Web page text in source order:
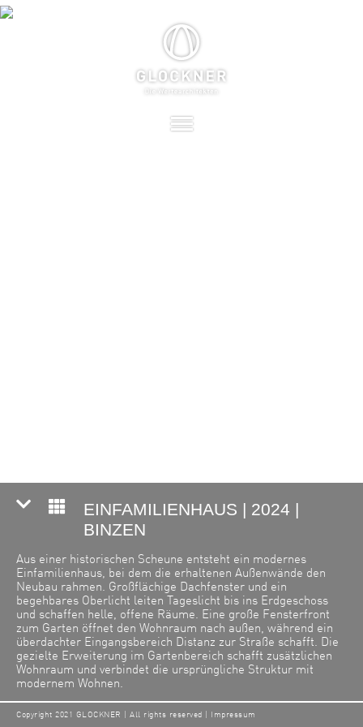
EINFAMILIENHAUS | 2024 |
BINZEN
Aus einer historischen Scheune entsteht ein modernes
Einfamilienhaus, bei dem die erhaltenen Außenwände den
Neubau rahmen. Großflächige Dachfenster und ein
begehbares Oberlicht leiten Tageslicht bis ins Erdgeschoss
und schaffen helle, offene Räume. Eine große Fensterfront
zum Garten öffnet den Wohnraum nach außen, während ein
überdachter Eingangsbereich Distanz zur Straße schafft. Die
gezielte Erweiterung im Gartenbereich schafft zusätzlichen
Wohnraum und verbindet die ursprüngliche Struktur mit
modernem Wohnen.
Fotos: Yohan Zerdoun
Copyright 2021 GLOCKNER | All rights reserved | Impressum